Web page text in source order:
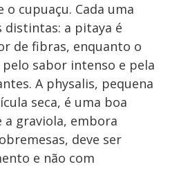
o cupuaçu. Cada uma
a pitaya é
de fibras, enquanto o
sabor intenso e pela
A physalis, pequena
seca, é uma boa
a graviola, embora
deve ser
e não com